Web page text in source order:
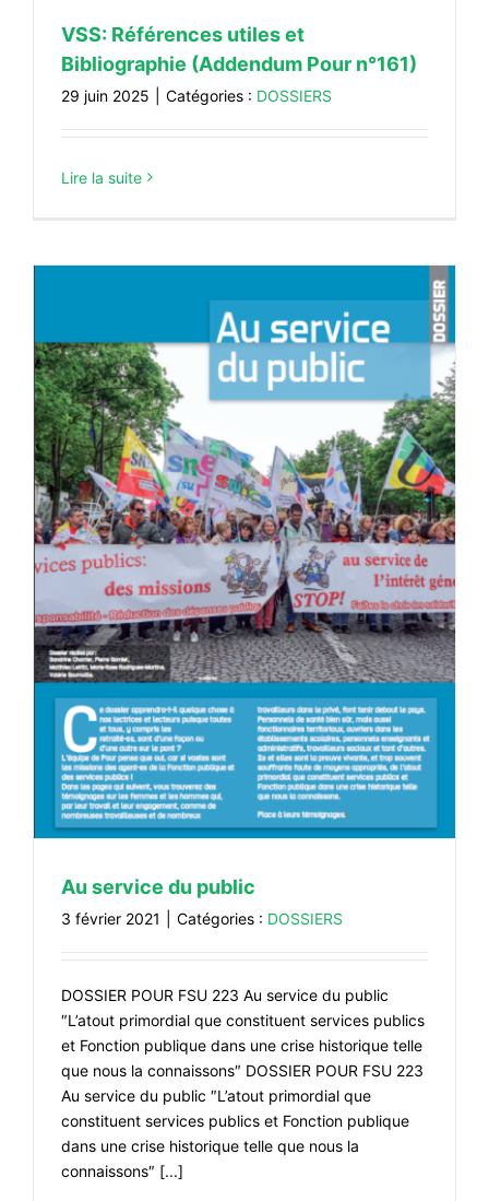
VSS: Références utiles et
Bibliographie (Addendum Pour n°161)
29 juin 2025 Catégories : DOSSIERS
Lire la suite
Au service du public
3 février 2021 Catégories : DOSSIERS
DOSSIER POUR FSU 223 Au service du public
″L’atout primordial que constituent services publics
et Fonction publique dans une crise historique telle
que nous la connaissons″ DOSSIER POUR FSU 223
Au service du public ″L’atout primordial que
constituent services publics et Fonction publique
dans une crise historique telle que nous la
connaissons″ [...]